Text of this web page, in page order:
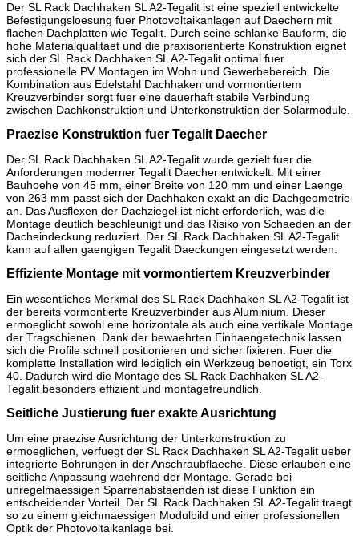
Der SL Rack Dachhaken SL A2-Tegalit ist eine speziell entwickelte
Befestigungsloesung fuer Photovoltaikanlagen auf Daechern mit
flachen Dachplatten wie Tegalit. Durch seine schlanke Bauform, die
hohe Materialqualitaet und die praxisorientierte Konstruktion eignet
sich der SL Rack Dachhaken SL A2-Tegalit optimal fuer
professionelle PV Montagen im Wohn und Gewerbebereich. Die
Kombination aus Edelstahl Dachhaken und vormontiertem
Kreuzverbinder sorgt fuer eine dauerhaft stabile Verbindung
zwischen Dachkonstruktion und Unterkonstruktion der Solarmodule.
Praezise Konstruktion fuer Tegalit Daecher
Der SL Rack Dachhaken SL A2-Tegalit wurde gezielt fuer die
Anforderungen moderner Tegalit Daecher entwickelt. Mit einer
Bauhoehe von 45 mm, einer Breite von 120 mm und einer Laenge
von 263 mm passt sich der Dachhaken exakt an die Dachgeometrie
an. Das Ausflexen der Dachziegel ist nicht erforderlich, was die
Montage deutlich beschleunigt und das Risiko von Schaeden an der
Dacheindeckung reduziert. Der SL Rack Dachhaken SL A2-Tegalit
kann auf allen gaengigen Tegalit Daeckungen eingesetzt werden.
Effiziente Montage mit vormontiertem Kreuzverbinder
Ein wesentliches Merkmal des SL Rack Dachhaken SL A2-Tegalit ist
der bereits vormontierte Kreuzverbinder aus Aluminium. Dieser
ermoeglicht sowohl eine horizontale als auch eine vertikale Montage
der Tragschienen. Dank der bewaehrten Einhaengetechnik lassen
sich die Profile schnell positionieren und sicher fixieren. Fuer die
komplette Installation wird lediglich ein Werkzeug benoetigt, ein Torx
40. Dadurch wird die Montage des SL Rack Dachhaken SL A2-
Tegalit besonders effizient und montagefreundlich.
Seitliche Justierung fuer exakte Ausrichtung
Um eine praezise Ausrichtung der Unterkonstruktion zu
ermoeglichen, verfuegt der SL Rack Dachhaken SL A2-Tegalit ueber
integrierte Bohrungen in der Anschraubflaeche. Diese erlauben eine
seitliche Anpassung waehrend der Montage. Gerade bei
unregelmaessigen Sparrenabstaenden ist diese Funktion ein
entscheidender Vorteil. Der SL Rack Dachhaken SL A2-Tegalit traegt
so zu einem gleichmaessigen Modulbild und einer professionellen
Optik der Photovoltaikanlage bei.